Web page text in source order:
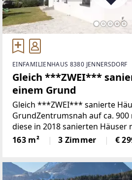
EINFAMILIENHAUS 8380 JENNERSDORF
Gleich ***ZWEI***
einem Grund
Gleich ***ZWEI*** sanierte
GrundZentrumsnah auf ca. 900
diese in 2018 sanierten Häuser
m².Das Haupthaus teilt sich auf
mit Essplatz, Bad, WC extra.Das
163 m² 3 Zimmer €